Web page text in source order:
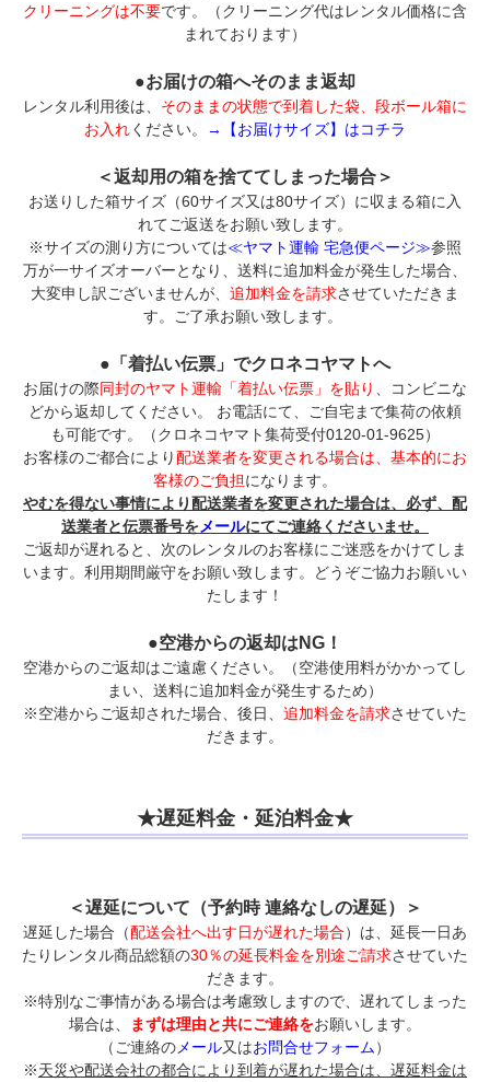
クリーニングは不要です。（クリーニング代はレンタル価格に含
まれております）
●お届けの箱へそのまま返却
レンタル利用後は、 そのままの状態で到着した袋、段ボール箱に
お入れください。 →【お届けサイズ】はコチラ
＜返却用の箱を捨ててしまった場合＞
お送りした箱サイズ（60サイズ又は80サイズ）に収まる箱に入
れてご返送をお願い致します。
※サイズの測り方については≪ヤマト運輸 宅急便ページ≫参照
万が一サイズオーバーとなり、送料に追加料金が発生した場合、
大変申し訳ございませんが、 追加料金を請求させていただきま
す。ご了承お願い致します。
●「着払い伝票」でクロネコヤマトへ
お届けの際同封のヤマト運輸「着払い伝票」を貼り
、コンビニな
どから返却してください。 お電話にて、ご自宅まで集荷の依頼
も可能です。（クロネコヤマト集荷受付0120-01-9625）
お客様のご都合により配送業者を変更される場合は、基本的にお
客様のご負担になります。
やむを得ない事情により配送業者を変更された場合は、必ず、配
送業者と伝票番号をメールにてご連絡くださいませ。
ご返却が遅れると、次のレンタルのお客様にご迷惑をかけてしま
います。利用期間厳守をお願い致します。どうぞご協力お願いい
たします！
●空港からの返却はNG！
空港からのご返却はご遠慮ください。（空港使用料がかかってし
まい、送料に追加料金が発生するため）
※空港からご返却された場合、後日、 追加料金を請求させていた
だきます。
★遅延料金・延泊料金★
＜遅延について（予約時 連絡なしの遅延）＞
遅延した場合（配送会社へ出す日が遅れた場合）は、延長一日あ
たりレンタル商品総額の30％の延長料金を別途ご請求させていた
だきます。
※特別なご事情がある場合は考慮致しますので、遅れてしまった
場合は、
まずは理由と共にご連絡をお願いします。
（ご連絡の メール又はお問合せフォーム）
※天災や配送会社の都合により到着が遅れた場合は、遅延料金は